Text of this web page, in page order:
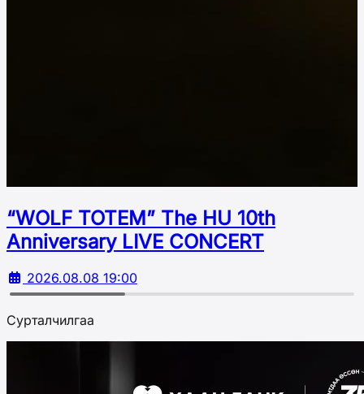
“WOLF TOTEM” The HU 10th
Аnniversary LIVE CONCERT
2026.08.08 19:00
Сурталчилгаа